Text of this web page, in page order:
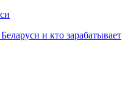
и кто зарабатывает